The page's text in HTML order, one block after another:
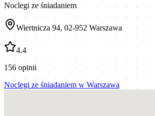
Noclegi ze śniadaniem
Wiertnicza 94, 02-952 Warszawa
4.4
156 opinii
Noclegi ze śniadaniem w Warszawa